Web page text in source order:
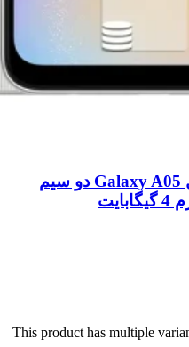
گوشی موبایل سامسونگ مدل Galaxy A05 دو سیم
This product has multiple